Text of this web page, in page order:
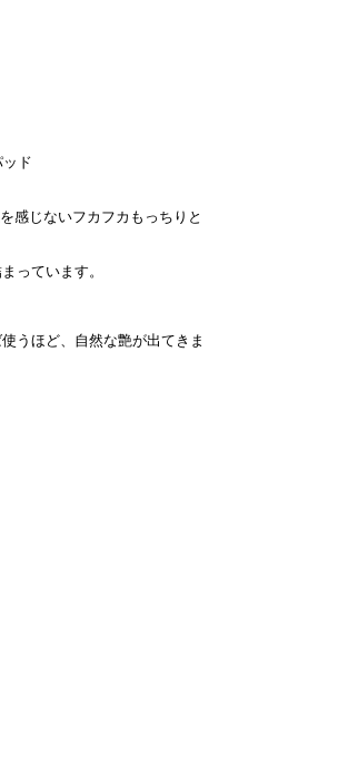
ド
感じないフカフカもっちりと
っています。
うほど、自然な艶が出てきま